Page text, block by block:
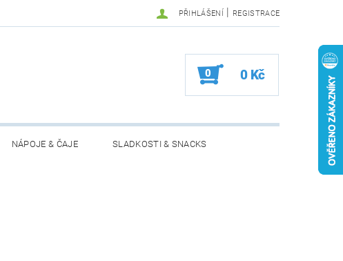
PŘIHLÁŠENÍ | REGISTRACE
0 0 Kč
NÁPOJE & ČAJE SLADKOSTI & SNACKS